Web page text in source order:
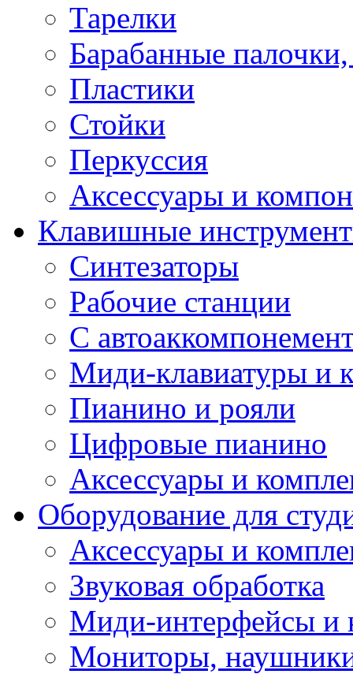
Тарелки
Барабанные
Пластики
Стойки
Перкуссия
Аксессуары и
Клавишные
Синтезаторы
Рабочие станции
С
Миди-клавиатуры и
Пианино и рояли
Цифровые пианино
Аксессуары и
Оборудование для
Аксессуары и
Звуковая обработка
Миди-интерфейсы и
Мониторы,